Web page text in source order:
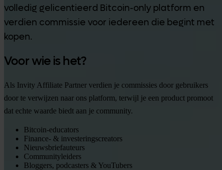
volledig gelicentieerd Bitcoin-only platform en
verdien commissie voor iedereen die begint met
kopen.
Voor wie is het?
Als Invity Affiliate Partner verdien je commissies door gebruikers
door te verwijzen naar ons platform, terwijl je een product promoot
dat echte waarde biedt aan je community.
Bitcoin-educators
Finance- & investeringscreators
Nieuwsbriefauteurs
Communityleiders
Bloggers, podcasters & YouTubers